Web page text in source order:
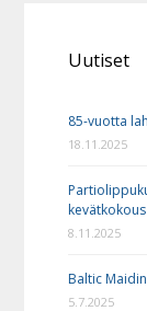
Uutiset
85-vuotta
18.11.2025
kevätkokous
8.11.2025
Baltic
5.7.2025